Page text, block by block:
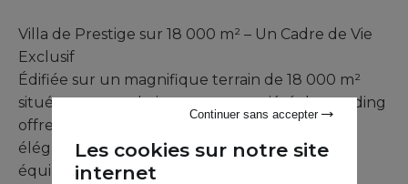
Villa de Prestige sur 18 000 m² – Un Cadre de Vie
Exclusif
Édifiée sur un magnifique terrain de 18 000 m²
situé en zone urbaine, cette propriété de standing
offre une alliance parfaite entre architecture
élégante, finitions haut de gamme et
équipements de qualité. Chaque espace a été
Les cookies sur notre site
internet
Continuer sans accepter